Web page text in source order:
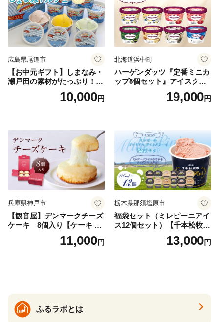
広島県尾道市
【お中元ギフト】しまなみ・
瀬戸田の素材がたっぷり！ジ
10,000円
北海道浜中町
ハーゲンダッツ『定番ミニカ
ップ8個セット』アイスクリ
ーム アイス スイーツ デザー
19,000円
兵庫県神戸市
【観音屋】デンマークチーズ
ケーキ 8個入り【ケーキ チ
ーズケーキ 人気スイーツ お
すすめスイーツ 神戸スイー
11,000円
栃木県那須塩原市
福袋セット（ミレピーニアイ
ス12個セット）【千本松牧
場】 ns025-014-12 【デザー
ト 詰め合わせ ギフト】
13,000円
ふるラボとは